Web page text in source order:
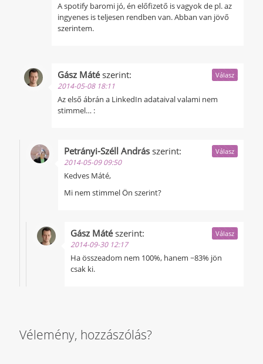
A spotify baromi jó, én előfizető is vagyok de pl. az
ingyenes is teljesen rendben van. Abban van jövő
szerintem.
Gász Máté szerint:
2014-05-08 18:11
Az első ábrán a LinkedIn adataival valami nem
stimmel… :
Válasz
Petrányi-Széll András szerint:
2014-05-09 09:50
Kedves Máté,
Mi nem stimmel Ön szerint?
Válasz
Gász Máté szerint:
2014-09-30 12:17
Ha összeadom nem 100%, hanem ~83% jön
csak ki.
Válasz
Vélemény, hozzászólás?